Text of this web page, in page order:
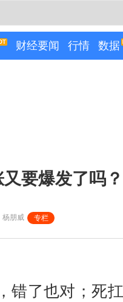
财经要闻 行情 数据
要爆发了吗？
杨朋威 专栏
了也对；死扛